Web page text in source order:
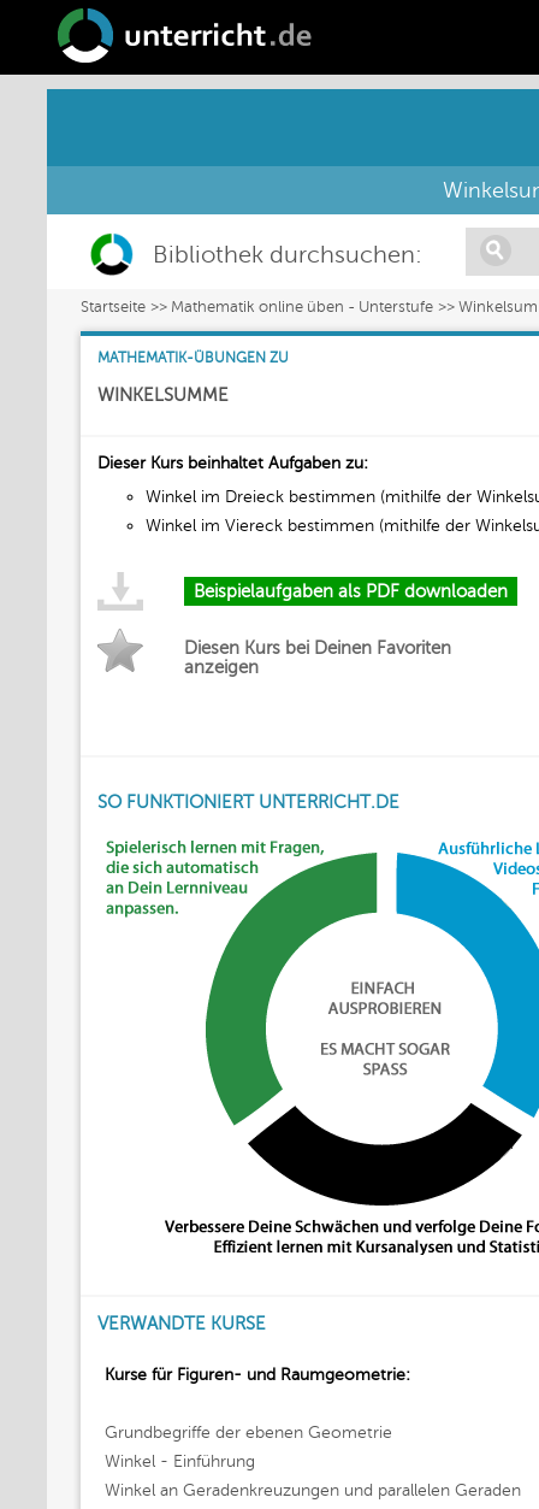
Bibliothek durchsuchen:
Startseite Mathematik online üben - Unterstufe
MATHEMATIK-ÜBUNGEN ZU
WINKELSUMME
Dieser Kurs beinhaltet Aufgaben zu:
Winkel im Dreieck bestimmen (mithilfe der
Winkel im Viereck bestimmen (mithilfe der
Beispielaufgaben als PDF downloaden
Diesen Kurs bei Deinen Favoriten
anzeigen
SO FUNKTIONIERT UNTERRICHT.DE
VERWANDTE KURSE
Kurse für Figuren- und Raumgeometrie:
Grundbegriffe der ebenen Geometrie
Winkel - Einführung
Winkel an Geradenkreuzungen und parallelen Geraden